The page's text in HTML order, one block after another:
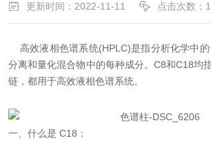
更新时间：2022-11-11 点击次数：
高效液相色谱系统(HPLC)是指分析化学中的
分离和量化混合物中的每种成分。C8和C18均
链，都用于高效液相色谱系统。
一、什么是 C18：